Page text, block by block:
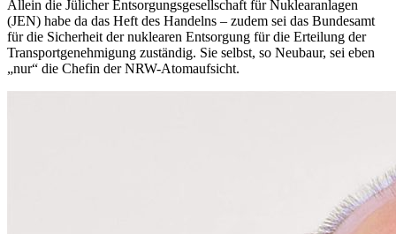
Allein die Jülicher Entsorgungsgesellschaft für Nuklearanlagen
(JEN) habe da das Heft des Handelns – zudem sei das Bundesamt
für die Sicherheit der nuklearen Entsorgung für die Erteilung der
Transportgenehmigung zuständig. Sie selbst, so Neubaur, sei eben
„nur“ die Chefin der NRW-Atomaufsicht.